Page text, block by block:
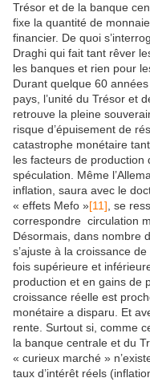
Trésor et de la banque
fixe la quantité de
financier. De quoi
Draghi qui fait tant rêver
les banques et rien pour
Durant quelque 60
pays, l’unité du Trésor et
retrouve la pleine
risque d’épuisement de
catastrophe monétaire
les facteurs de production
spéculation. Même
inflation, saura avec le
« effets Mefo »[11] , se
correspondre circulation
Désormais, dans nombre
s’ajuste à la croissance
fois supérieure et
production et en gains de
croissance réelle est
monétaire a disparu. Et
rente. Surtout si, comme
la banque centrale et du
« curieux marché »
taux d’intérêt réels